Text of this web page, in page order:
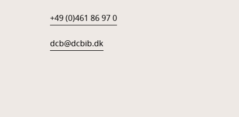
+49 (0)461 86 97 0
dcb@dcbib.dk